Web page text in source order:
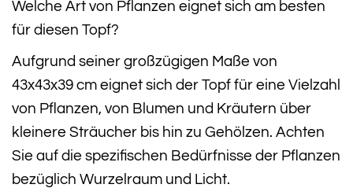
Welche Art von Pflanzen eignet sich am besten
für diesen Topf?
Aufgrund seiner großzügigen Maße von
43x43x39 cm eignet sich der Topf für eine Vielzahl
von Pflanzen, von Blumen und Kräutern über
kleinere Sträucher bis hin zu Gehölzen. Achten
Sie auf die spezifischen Bedürfnisse der Pflanzen
bezüglich Wurzelraum und Licht.